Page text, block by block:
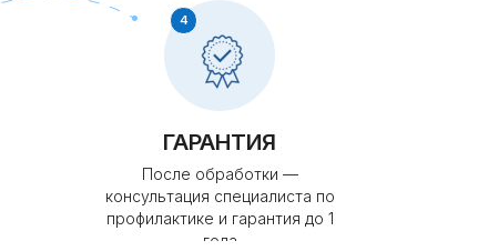
ГАРАНТИЯ
После обработки —
консультация специалиста по
профилактике и гарантия до 1
года
4